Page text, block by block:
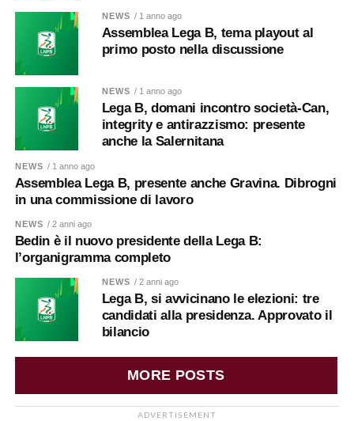
NEWS / 1 anno ago
Assemblea Lega B, tema playout al
primo posto nella discussione
NEWS / 1 anno ago
Lega B, domani incontro società-Can,
integrity e antirazzismo: presente
anche la Salernitana
NEWS / 1 anno ago
Assemblea Lega B, presente anche Gravina. Dibrogni
in una commissione di lavoro
NEWS / 2 anni ago
Bedin è il nuovo presidente della Lega B:
l’organigramma completo
NEWS / 2 anni ago
Lega B, si avvicinano le elezioni: tre
candidati alla presidenza. Approvato il
bilancio
MORE POSTS
ADVERTISEMENT